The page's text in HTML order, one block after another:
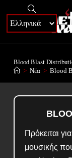
Blood Blast
> Νέα > Blood
Πρόκειται
μουσικής